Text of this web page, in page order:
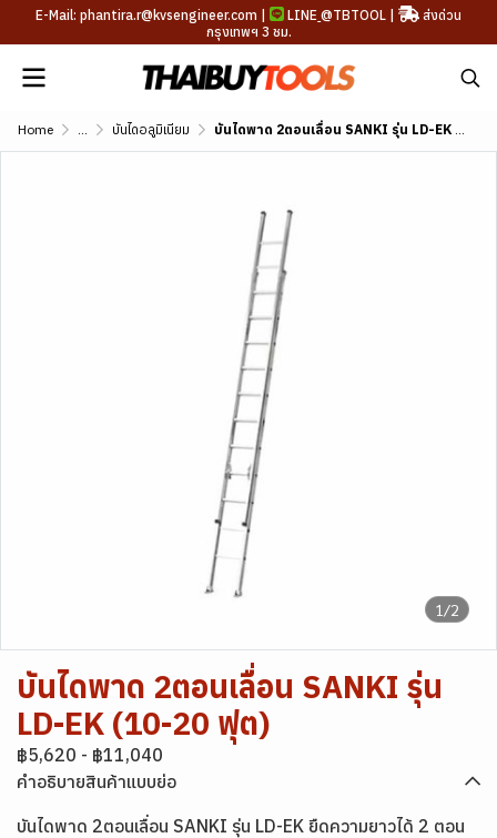
E-Mail: phantira.r@kvsengineer.com | LINE @TBTOOL |
ส่งด่วน
กรุงเทพฯ 3 ชม.
Home ... บันไดอลูมิเนียม บันไดพาด 2ตอนเลื่อน SANKI รุ่น LD-EK (10-20 ฟุต)
1/2
บันไดพาด 2ตอนเลื่อน SANKI รุ่น
LD-EK (10-20 ฟุต)
฿5,620 - ฿11,040
คำอธิบายสินค้าแบบย่อ
บันไดพาด 2ตอนเลื่อน SANKI รุ่น LD-EK ยืดความยาวได้ 2 ตอน